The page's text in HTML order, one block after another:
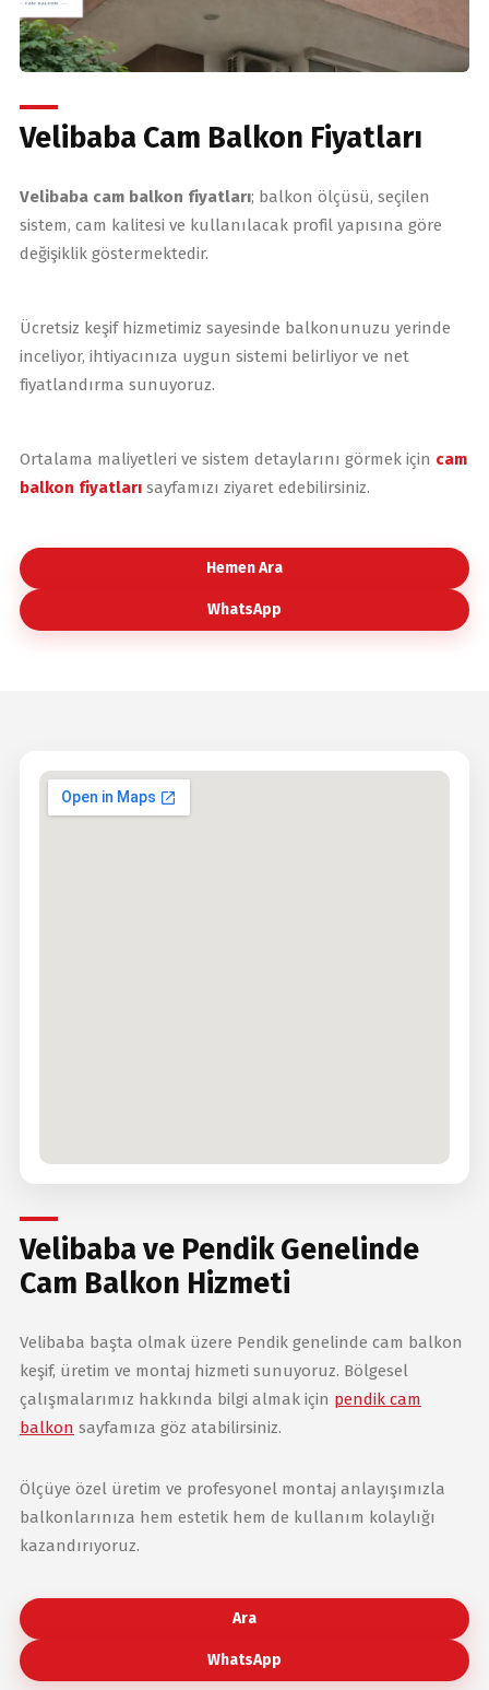
Velibaba Cam Balkon Fiyatları
Velibaba cam balkon fiyatları; balkon ölçüsü, seçilen
sistem, cam kalitesi ve kullanılacak profil yapısına göre
değişiklik göstermektedir.
Ücretsiz keşif hizmetimiz sayesinde balkonunuzu yerinde
inceliyor, ihtiyacınıza uygun sistemi belirliyor ve net
fiyatlandırma sunuyoruz.
Ortalama maliyetleri ve sistem detaylarını görmek için cam
balkon fiyatları sayfamızı ziyaret edebilirsiniz.
Hemen Ara
WhatsApp
Velibaba ve Pendik Genelinde
Cam Balkon Hizmeti
Velibaba başta olmak üzere Pendik genelinde cam balkon
keşif, üretim ve montaj hizmeti sunuyoruz. Bölgesel
çalışmalarımız hakkında bilgi almak için pendik cam
balkon sayfamıza göz atabilirsiniz.
Ölçüye özel üretim ve profesyonel montaj anlayışımızla
balkonlarınıza hem estetik hem de kullanım kolaylığı
kazandırıyoruz.
Ara
WhatsApp